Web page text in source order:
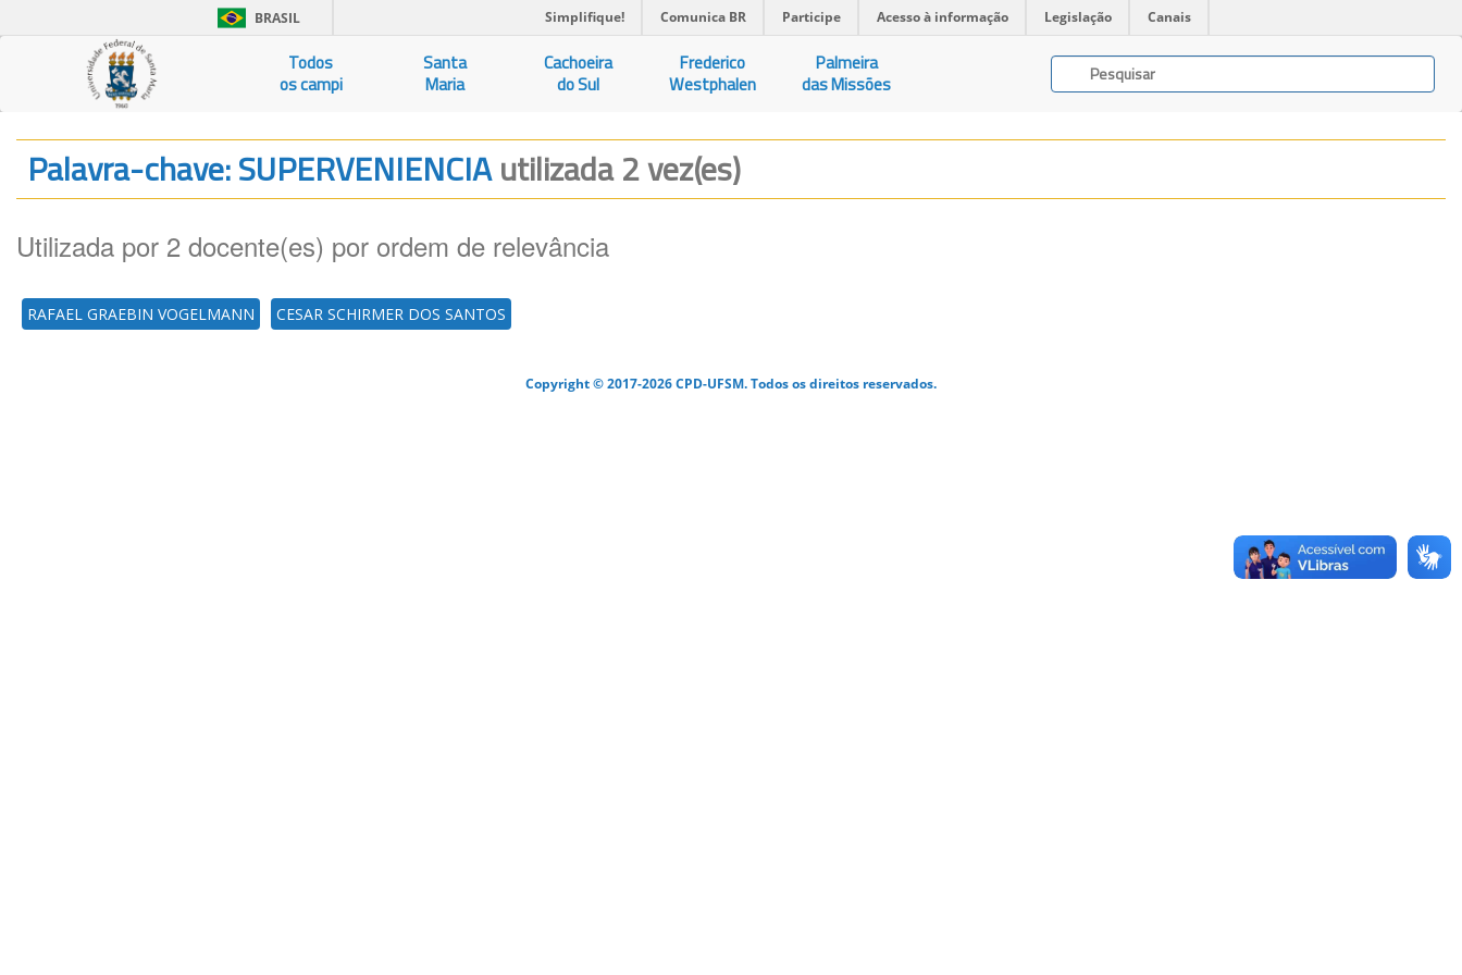
BRASIL Simplifique! Comunica BR Participe Acesso à informação Legislação Canais
Todos
os campi
Santa
Maria
Cachoeira
do Sul
Frederico
Westphalen
Palmeira
das Missões
Palavra-chave: SUPERVENIENCIAutilizada 2 vez(es)
Utilizada por 2 docente(es) por ordem de relevância
RAFAEL GRAEBIN VOGELMANN CESAR SCHIRMER DOS SANTOS
Copyright © 2017-2026 CPD-UFSM. Todos os direitos reservados.